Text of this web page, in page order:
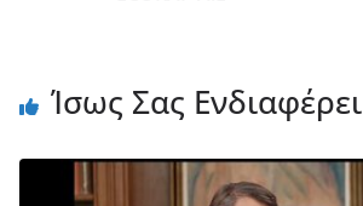
Ίσως Σας Ενδιαφέρει